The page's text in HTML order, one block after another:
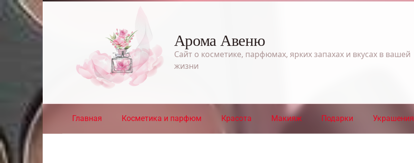
Перейти
к
контенту
Арома Авеню
Сайт о косметике, парфюмах, ярких запахах и вкусах в вашей
жизни
Главная Косметика и парфюм Красота Макияж Подарки Украшения